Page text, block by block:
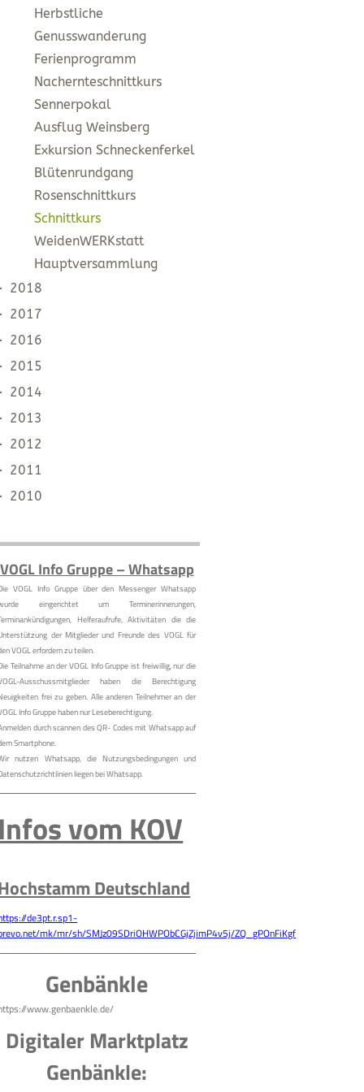
Herbstliche
Genusswanderung
Ferienprogramm
Nachernteschnittkurs
Sennerpokal
Ausflug Weinsberg
Exkursion Schneckenferkel
Blütenrundgang
Rosenschnittkurs
Schnittkurs
WeidenWERKstatt
Hauptversammlung
2018
2017
2016
2015
2014
2013
2012
2011
2010
VOGL Info Gruppe – Whatsapp
VOGL Info Gruppe über den Messenger Whatsapp
eingerichtet um Terminerinnerungen,
Helferaufrufe, Aktivitäten die die
der Mitglieder und Freunde des VOGL für
VOGL erfordern zu teilen.
Teilnahme an der VOGL Info Gruppe ist freiwillig, nur die
Ausschussmitglieder haben die Berechtigung
frei zu geben. Alle anderen Teilnehmer an der
Info Gruppe haben nur Leseberechtigung.
durch scannen des QR- Codes mit Whatsapp auf
Smartphone.
nutzen Whatsapp, die Nutzungsbedingungen und
liegen bei Whatsapp.
vom KOV
Deutschland
de3pt.r.sp1-
mk/mr/sh/SMJz09SDriOHWPObCGjZjimP4v5j/ZQ_gPOnFiKgf
Genbänkle
www.genbaenkle.de/
Digitaler Marktplatz
Genbänkle: